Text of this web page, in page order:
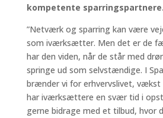
kompetente sparringspartnere.
”Netværk og sparring kan være
som iværksætter. Men det er de
har den viden, når de står med
springe ud som selvstændige. I
brænder vi for erhvervslivet, vækst
har iværksættere en svær tid i
gerne bidrage med et tilbud, hvor